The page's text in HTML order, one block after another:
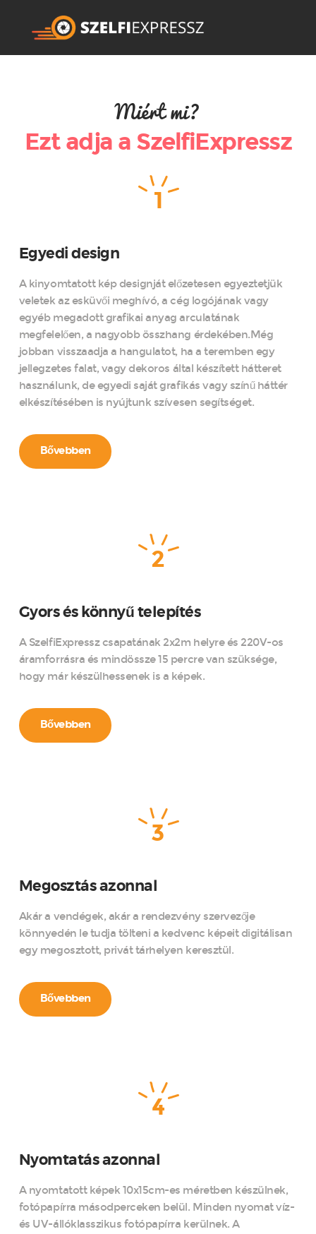
Miért mi?
Ezt adja a SzelfiExpressz
1
Egyedi design
A kinyomtatott kép designját előzetesen egyeztetjük
veletek az esküvői meghívó, a cég logójának vagy
egyéb megadott grafikai anyag arculatának
megfelelően, a nagyobb összhang érdekében.Még
jobban visszaadja a hangulatot, ha a teremben egy
jellegzetes falat, vagy dekoros által készített hátteret
használunk, de egyedi saját grafikás vagy színű háttér
elkészítésében is nyújtunk szívesen segítséget.
Bővebben
2
Gyors és könnyű telepítés
A SzelfiExpressz csapatának 2x2m helyre és 220V-os
áramforrásra és mindössze 15 percre van szüksége,
hogy már készülhessenek is a képek.
Bővebben
3
Megosztás azonnal
Akár a vendégek, akár a rendezvény szervezője
könnyedén le tudja tölteni a kedvenc képeit digitálisan
egy megosztott, privát tárhelyen keresztül.
Bővebben
4
Nyomtatás azonnal
A nyomtatott képek 10x15cm-es méretben készülnek,
fotópapírra másodperceken belül. Minden nyomat víz-
és UV-állóklasszikus fotópapírra kerülnek. A